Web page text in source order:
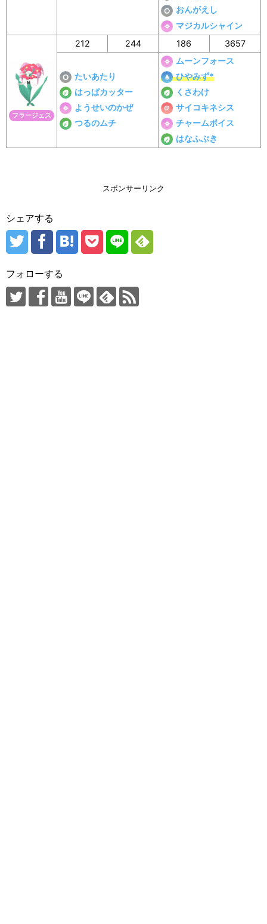
おんがえし
マジカルシャイン
フラージェス
212 244 186 3657
たいあたり
はっぱカッター
ようせいのかぜ
つるのムチ
ムーンフォース
ひやみず*
くさわけ
サイコキネシス
チャームボイス
はなふぶき
スポンサーリンク
シェアする
フォローする